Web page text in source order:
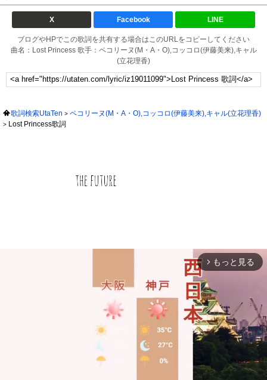
X Facebook LINE
ブログやHPでこの歌詞を共有する場合はこのURLをコピーしてください
曲名：Lost Princess 歌手：ペコリーヌ(M・A・O),コッコロ(伊藤美来),キャル
(立花理香)
歌詞検索UtaTen
ペコリーヌ(M・A・O),コッコロ(伊藤美来),キャル(立花理香)
Lost Princess歌詞
arrow_forward_ios もっと見る